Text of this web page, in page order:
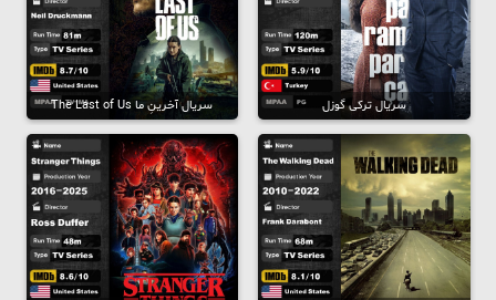
سریال ترکی گوزل سریال آخرینِ ما The Last of Us